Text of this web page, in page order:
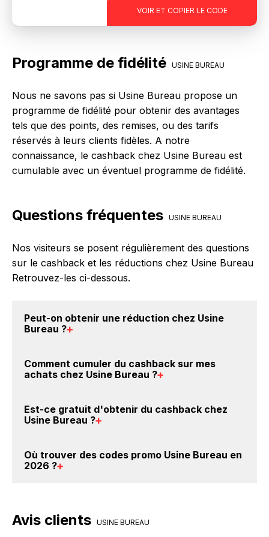
VOIR ET COPIER LE CODE
Programme de fidélité USINE BUREAU
Nous ne savons pas si Usine Bureau propose un
programme de fidélité pour obtenir des avantages
tels que des points, des remises, ou des tarifs
réservés à leurs clients fidèles. A notre
connaissance, le cashback chez Usine Bureau est
cumulable avec un éventuel programme de fidélité.
Questions fréquentes USINE BUREAU
Nos visiteurs se posent régulièrement des questions
sur le cashback et les réductions chez Usine Bureau
Retrouvez-les ci-dessous.
Peut-on obtenir une réduction chez Usine
Bureau ?
crédités sur votre cagnotte BackBackBack lorsque
éventuels bonus.
Comment cumuler du cashback sur mes
achats chez Usine Bureau ?
Bureau : Créez votre compte sur BackBackBack et
dans votre cagnotte au plus tard 48h après votre
Est-ce gratuit d'obtenir du cashback chez
Usine Bureau ?
compte gratuitement pour cumuler vos réductions
Où trouver des codes promo Usine Bureau en
2026 ?
Usine Bureau sont disponibles sur notre site
Avis clients USINE BUREAU